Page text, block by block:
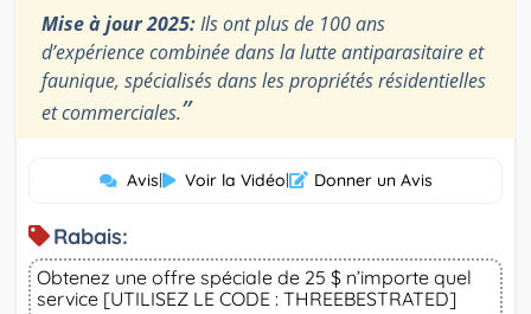
Mise à jour 2025:Ils ont plus de 100 ans
d’expérience combinée dans la lutte antiparasitaire et
faunique, spécialisés dans les propriétés résidentielles
et commerciales.”
Avis| Voir la Vidéo| Donner un Avis
Rabais:
Obtenez une offre spéciale de 25 $ n’importe quel
service [UTILISEZ LE CODE : THREEBESTRATED]